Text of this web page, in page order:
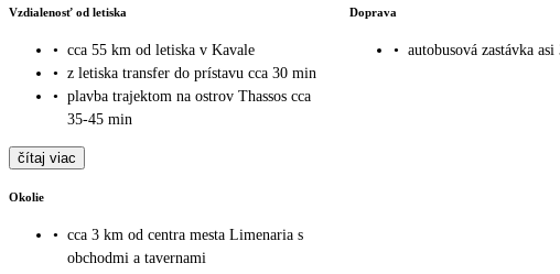
Vzdialenosť od letiska
• cca 55 km od letiska v Kavale
• z letiska transfer do prístavu cca 30 min
• plavba trajektom na ostrov Thassos cca
35-45 min
čítaj viac
Doprava
• autobusová zastávka asi
Okolie
• cca 3 km od centra mesta Limenaria s
obchodmi a tavernami